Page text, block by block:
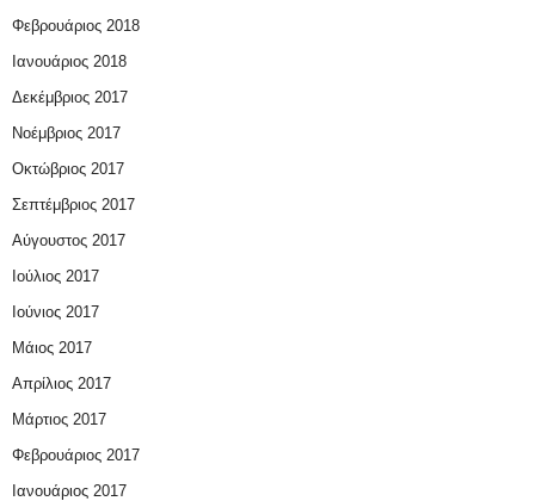
Φεβρουάριος 2018
Ιανουάριος 2018
Δεκέμβριος 2017
Νοέμβριος 2017
Οκτώβριος 2017
Σεπτέμβριος 2017
Αύγουστος 2017
Ιούλιος 2017
Ιούνιος 2017
Μάιος 2017
Απρίλιος 2017
Μάρτιος 2017
Φεβρουάριος 2017
Ιανουάριος 2017